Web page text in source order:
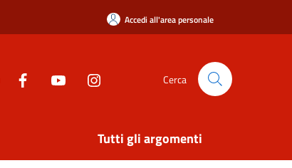
Accedi all'area personale
Cerca
Tutti gli argomenti